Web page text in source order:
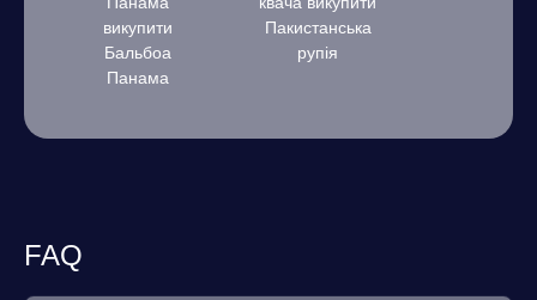
викупити
Бальбоа
Панама
Пакистанська
рупія
FAQ